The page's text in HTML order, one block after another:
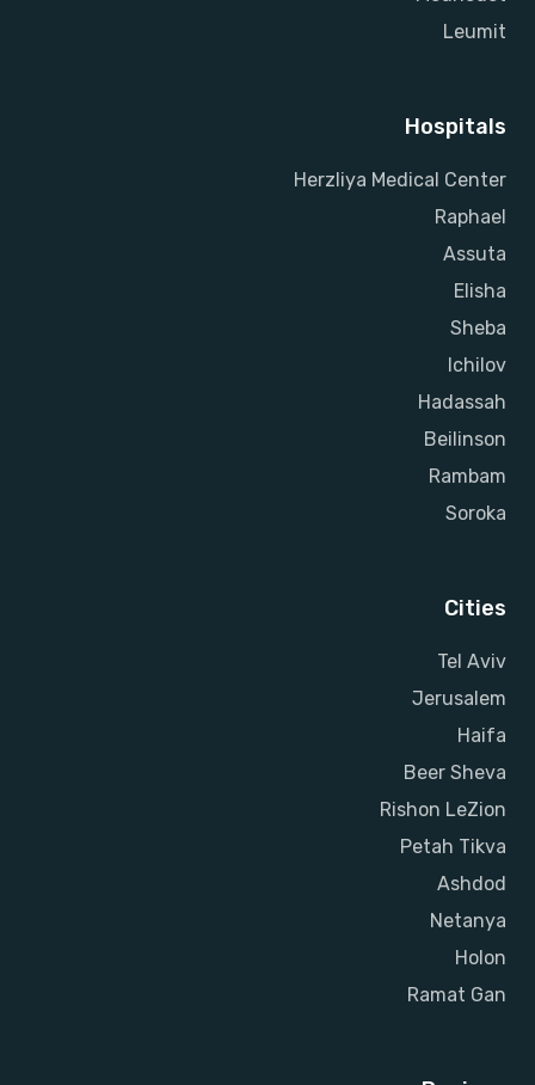
Leumit
Hospitals
Herzliya Medical Center
Raphael
Assuta
Elisha
Sheba
Ichilov
Hadassah
Beilinson
Rambam
Soroka
Cities
Tel Aviv
Jerusalem
Haifa
Beer Sheva
Rishon LeZion
Petah Tikva
Ashdod
Netanya
Holon
Ramat Gan